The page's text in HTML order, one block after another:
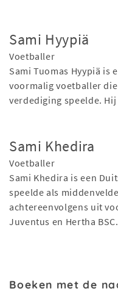
Sami Hyypiä
Voetballer
Sami Tuomas Hyypiä is
voormalig voetballer
verdediging speelde.
Sami Khedira
Voetballer
Sami Khedira is een
speelde als
achtereenvolgens uit
Juventus en Hertha BSC.
Boeken met de